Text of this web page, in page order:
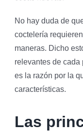
No hay duda de
coctelería
maneras. Dicho
relevantes de cada
es la razón por la
características.
Las